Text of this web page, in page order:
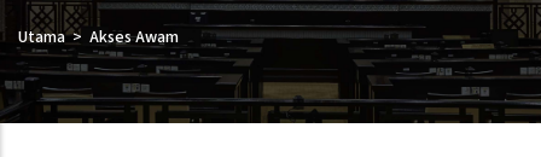
Utama Akses Awam